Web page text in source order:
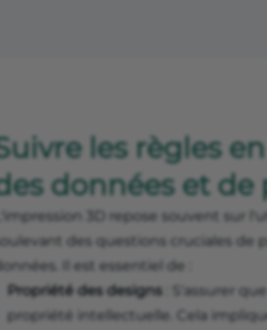
les règles
données et
3D repose souvent sur
des questions cruciales de
Il est essentiel de :
Propriété des designs : S'assurer
propriété intellectuelle. Cela